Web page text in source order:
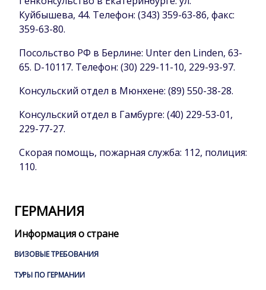
Куйбышева, 44. Телефон: (343) 359-63-86, факс:
359-63-80.
Посольство РФ в Берлине: Unter den Linden, 63-
65. D-10117. Телефон: (30) 229-11-10, 229-93-97.
Консульский отдел в Мюнхене: (89) 550-38-28.
Консульский отдел в Гамбурге: (40) 229-53-01,
229-77-27.
Скорая помощь, пожарная служба: 112, полиция:
110.
ГЕРМАНИЯ
Информация о стране
ВИЗОВЫЕ ТРЕБОВАНИЯ
ТУРЫ ПО ГЕРМАНИИ